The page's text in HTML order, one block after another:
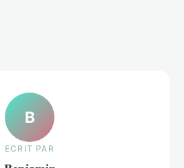
B
ECRIT PAR